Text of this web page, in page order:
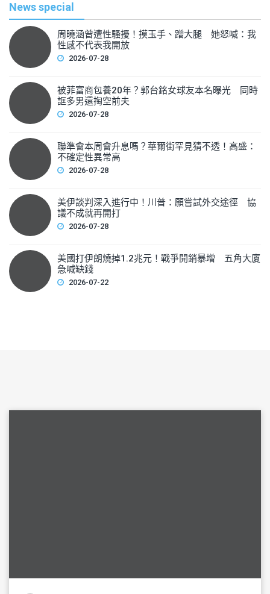
o
k
News special
周曉涵曾遭性騷擾！摸玉手、蹭大腿 她怒喊：我
性感不代表我開放
2026-07-28
被菲富商包養20年？郭台銘女球友本名曝光 同時
誆多男還掏空前夫
2026-07-28
聯準會本周會升息嗎？華爾街罕見猜不透！高盛：
不確定性異常高
2026-07-28
美伊談判深入進行中！川普：願嘗試外交途徑 協
議不成就再開打
2026-07-28
美國打伊朗燒掉1.2兆元！戰爭開銷暴增 五角大廈
急喊缺錢
2026-07-22